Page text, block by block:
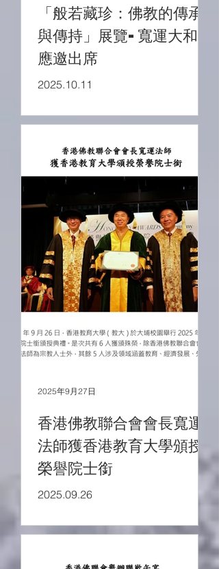
「般若藏珍：佛教的傳承
與傳持」展覽-寬運大和尚
應邀出席
2025.10.11
香港佛教聯合會會長寬運
法師獲香港教育大學頒授
榮譽院士銜
2025.09.26
2025年9月27日